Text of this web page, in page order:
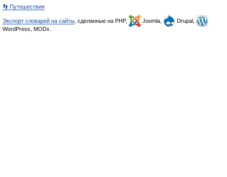
👣 Путешествия
Экспорт словарей на сайты , сделанные на PHP, Joomla,
Drupal,
WordPress, MODx.